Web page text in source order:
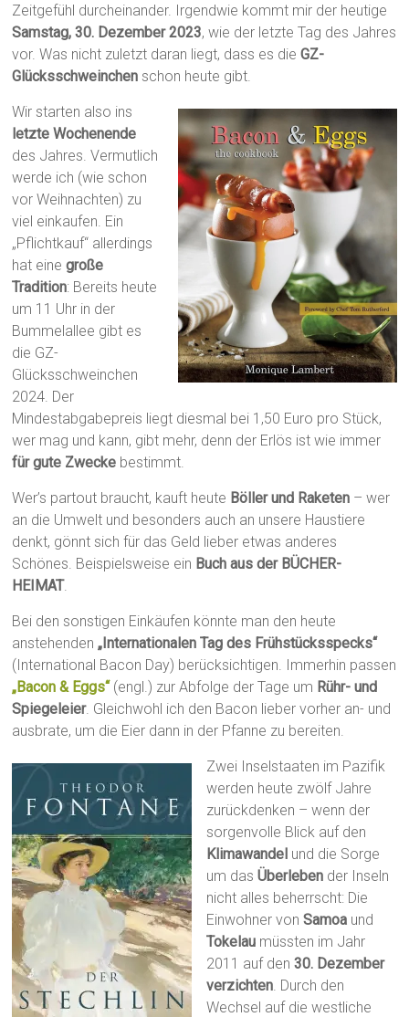
Zeitgefühl durcheinander. Irgendwie kommt mir der heutige
Samstag, 30. Dezember 2023, wie der letzte Tag des Jahres
vor. Was nicht zuletzt daran liegt, dass es dieGZ-
Glücksschweinchen schon heute gibt.
Wir starten also ins
letzte Wochenende
des Jahres. Vermutlich
werde ich (wie schon
vor Weihnachten) zu
viel einkaufen. Ein
„Pflichtkauf“ allerdings
hat einegroße
Tradition: Bereits heute
um 11 Uhr in der
Bummelallee gibt es
die GZ-
Glücksschweinchen
2024. Der
Mindestabgabepreis liegt diesmal bei 1,50 Euro pro Stück,
wer mag und kann, gibt mehr, denn der Erlös ist wie immer
für gute Zwecke bestimmt.
Wer’s partout braucht, kauft heute Böller und Raketen – wer
an die Umwelt und besonders auch an unsere Haustiere
denkt, gönnt sich für das Geld lieber etwas anderes
Schönes. Beispielsweise ein Buch aus der BÜCHER-
HEIMAT.
Bei den sonstigen Einkäufen könnte man den heute
anstehenden„Internationalen Tag des Frühstücksspecks“
(International Bacon Day) berücksichtigen. Immerhin passen
„Bacon & Eggs“(engl.) zur Abfolge der Tage um Rühr- und
Spiegeleier. Gleichwohl ich den Bacon lieber vorher an- und
ausbrate, um die Eier dann in der Pfanne zu bereiten.
Zwei Inselstaaten im Pazifik
werden heute zwölf Jahre
zurückdenken – wenn der
sorgenvolle Blick auf den
Klimawandel und die Sorge
um dasÜberleben der Inseln
nicht alles beherrscht: Die
Einwohner vonSamoa und
Tokelau müssten im Jahr
2011 auf den30. Dezember
verzichten . Durch den
Wechsel auf die westliche